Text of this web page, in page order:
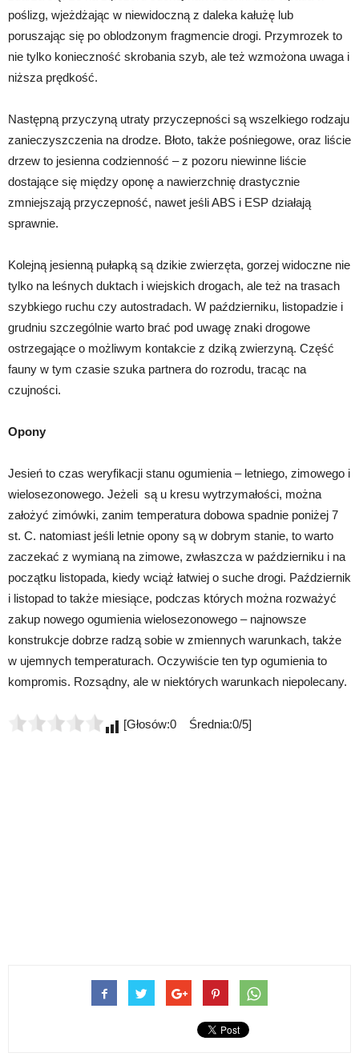
poślizg, wjeżdżając w niewidoczną z daleka kałużę lub
poruszając się po oblodzonym fragmencie drogi. Przymrozek to
nie tylko konieczność skrobania szyb, ale też wzmożona uwaga i
niższa prędkość.
Następną przyczyną utraty przyczepności są wszelkiego rodzaju
zanieczyszczenia na drodze. Błoto, także pośniegowe, oraz liście
drzew to jesienna codzienność – z pozoru niewinne liście
dostające się między oponę a nawierzchnię drastycznie
zmniejszają przyczepność, nawet jeśli ABS i ESP działają
sprawnie.
Kolejną jesienną pułapką są dzikie zwierzęta, gorzej widoczne nie
tylko na leśnych duktach i wiejskich drogach, ale też na trasach
szybkiego ruchu czy autostradach. W październiku, listopadzie i
grudniu szczególnie warto brać pod uwagę znaki drogowe
ostrzegające o możliwym kontakcie z dziką zwierzyną. Część
fauny w tym czasie szuka partnera do rozrodu, tracąc na
czujności.
Opony
Jesień to czas weryfikacji stanu ogumienia – letniego, zimowego i
wielosezonowego. Jeżeli są u kresu wytrzymałości, można
założyć zimówki, zanim temperatura dobowa spadnie poniżej 7
st. C. natomiast jeśli letnie opony są w dobrym stanie, to warto
zaczekać z wymianą na zimowe, zwłaszcza w październiku i na
początku listopada, kiedy wciąż łatwiej o suche drogi. Październik
i listopad to także miesiące, podczas których można rozważyć
zakup nowego ogumienia wielosezonowego – najnowsze
konstrukcje dobrze radzą sobie w zmiennych warunkach, także
w ujemnych temperaturach. Oczywiście ten typ ogumienia to
kompromis. Rozsądny, ale w niektórych warunkach niepolecany.
[Głosów:0 Średnia:0/5]